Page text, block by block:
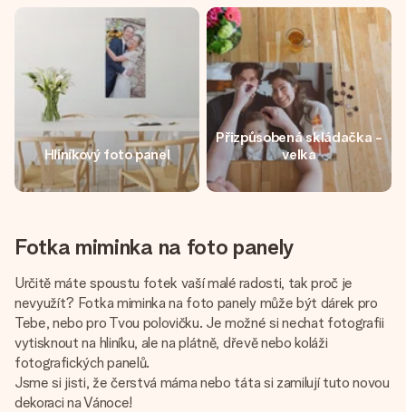
Hliníkový foto panel
Přizpůsobená skládačka -
velka
Fotka miminka na foto panely
Určitě máte spoustu fotek vaší malé radosti, tak proč je
nevyužít? Fotka miminka na foto panely může být dárek pro
Tebe, nebo pro Tvou polovičku. Je možné si nechat fotografii
vytisknout na hliníku, ale na plátně, dřevě nebo koláži
fotografických panelů.
Jsme si jisti, že čerstvá máma nebo táta si zamilují tuto novou
dekoraci na Vánoce!